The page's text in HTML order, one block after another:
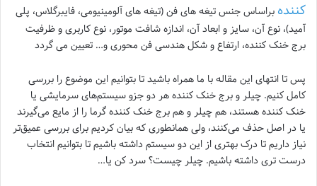
کننده براساس جنس تیغه های فن (تیغه های آلومینیومی، فایبرگلاس، پلی
آمید)، نوع آن، سایز و ابعاد آن، اندازه شافت موتور، نوع کاربری و ظرفیت
برج خنک کننده، ارتفاع و شکل هندسی فن محوری و… تعیین می گردد
پس تا انتهای این مقاله با ما همراه باشید تا بتوانیم این موضوع را بررسی
کامل کنیم. چیلر و برج خنک کننده هر دو جزو سیستم‌های سرمایشی یا
خنک کننده هستند، هم چیلر و هم برج خنک کننده گرما را از مایع می‌گیرند
یا در اصل حذف می‌کنند، ولی همانطوری که بیان کردیم برای بررسی عمیق‌تر
نیاز داریم تا درک بهتری از این دو سیستم داشته باشیم تا بتوانیم انتخاب
درست تری داشته باشیم. چیلر چیست؟ سرد کن یا…